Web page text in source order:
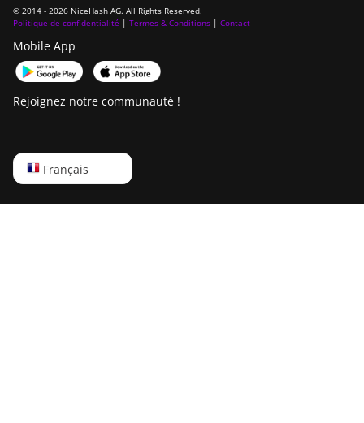
© 2014 - 2026 NiceHash AG. All Rights Reserved.
Politique de confidentialité | Termes & Conditions | Contact
Mobile App
Rejoignez notre communauté !
Français
English